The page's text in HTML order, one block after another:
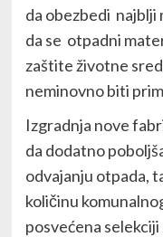
da obezbedi najblji
da se otpadni
zaštite životne
neminovno biti
Izgradnja nove
da dodatno
odvajanju otpada,
količinu
posvećena